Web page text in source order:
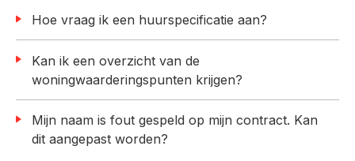
Hoe vraag ik een huurspecificatie aan?
Kan ik een overzicht van de
woningwaarderingspunten krijgen?
Mijn naam is fout gespeld op mijn contract. Kan
dit aangepast worden?